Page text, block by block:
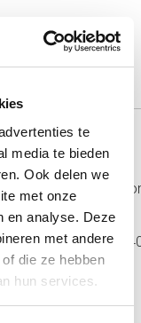
te
media te bieden
Ook delen we
met onze
en analyse. Deze
met andere
die ze hebben
hun services.
ook gespeeld
>>>toelichting
Telefoon: 030-